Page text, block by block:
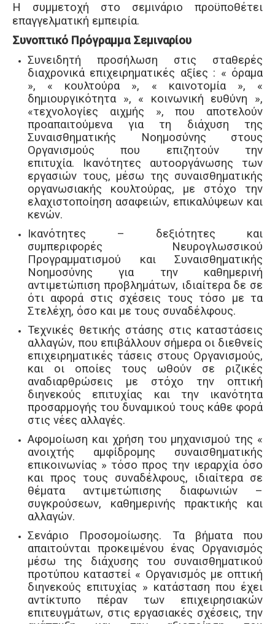
Η συμμετοχή στο σεμινάριο προϋποθέτει
επαγγελματική εμπειρία.
Συνοπτικό Πρόγραμμα Σεμιναρίου
Συνειδητή προσήλωση στις σταθερές
διαχρονικά επιχειρηματικές αξίες : « όραμα
», « κουλτούρα », « καινοτομία »,
«
δημιουργικότητα », « κοινωνική ευθύνη »,
«τεχνολογίες αιχμής », που αποτελούν
προαπαιτούμενα για τη διάχυση της
Συναισθηματικής Νοημοσύνης στους
Οργανισμούς που επιζητούν την
επιτυχία. Ικανότητες αυτοοργάνωσης των
εργασιών τους, μέσω της συναισθηματικής
οργανωσιακής κουλτούρας, με στόχο την
ελαχιστοποίηση ασαφειών, επικαλύψεων και
κενών.
Ικανότητες – δεξιότητες και
συμπεριφορές
Νευρογλωσσικού
Προγραμματισμού και Συναισθηματικής
Νοημοσύνης για την καθημερινή
αντιμετώπιση προβλημάτων, ιδιαίτερα δε σε
ότι αφορά στις σχέσεις τους τόσο με τα
Στελέχη, όσο και με τους συναδέλφους.
Τεχνικές θετικής στάσης στις καταστάσεις
αλλαγών, που επιβάλλουν σήμερα οι διεθνείς
επιχειρηματικές τάσεις στους Οργανισμούς,
και οι οποίες τους ωθούν σε ριζικές
αναδιαρθρώσεις με στόχο την οπτική
διηνεκούς επιτυχίας και την ικανότητα
προσαρμογής του δυναμικού τους κάθε φορά
στις νέες αλλαγές.
Αφομοίωση και χρήση του μηχανισμού της «
ανοιχτής αμφίδρομης συναισθηματικής
επικοινωνίας » τόσο προς την ιεραρχία όσο
και προς τους συναδέλφους, ιδιαίτερα σε
θέματα αντιμετώπισης διαφωνιών –
συγκρούσεων, καθημερινής πρακτικής και
αλλαγών.
Σενάριο Προσομοίωσης. Τα βήματα που
απαιτούνται προκειμένου ένας Οργανισμός
μέσω της διάχυσης του συναισθηματικού
προτύπου καταστεί « Οργανισμός με οπτική
διηνεκούς επιτυχίας » κατάσταση που έχει
αντίκτυπο πέραν των επιχειρησιακών
επιτευγμάτων, στις εργασιακές σχέσεις, την